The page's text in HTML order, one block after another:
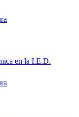
en la I.E.D.